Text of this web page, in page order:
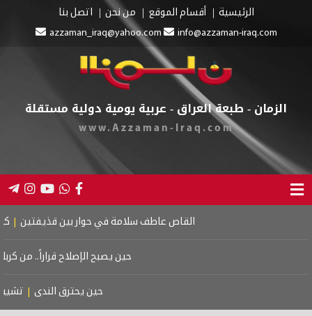
الرئيسية أقسام الموقع من نحن
اتصل بنا
azzaman_iraq@yahoo.com
info@azzaman-iraq.com
الزمان - طبعة العراق - عربية يومية دولية مستقلة
www.Azzaman-Iraq.com
القاص عاطف سلامة في حوار بين قذيفتين | كتاب
حين يصبح الإصلاح قراراً.. من
حين يحترق الندى | تشييع